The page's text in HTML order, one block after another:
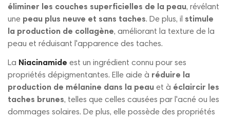
éliminer les couches superficielles de la peau, révélant
une peau plus neuve et sans taches. De plus, il stimule
la production de collagène, améliorant la texture de la
peau et réduisant l'apparence des taches.
La Niacinamide est un ingrédient connu pour ses
propriétés dépigmentantes. Elle aide à réduire la
production de mélanine dans la peau et à éclaircir les
taches brunes, telles que celles causées par l'acné ou les
dommages solaires. De plus, elle possède des propriétés